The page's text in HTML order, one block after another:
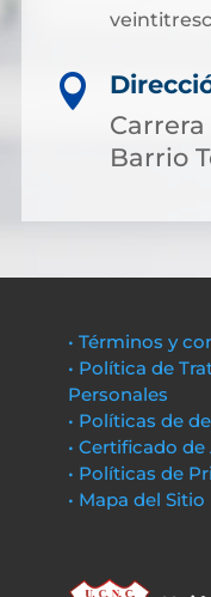

Barrio
• Términos y
• Política de
Personales
• Políticas de
• Certificado
• Políticas de
• Mapa del Sitio